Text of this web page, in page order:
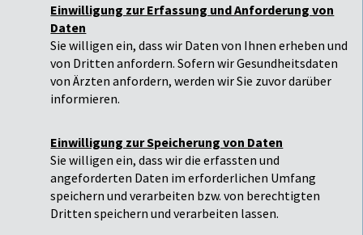
Einwilligung zur Erfassung und Anforderung von
Daten
Sie willigen ein, dass wir Daten von Ihnen erheben und
von Dritten anfordern. Sofern wir Gesundheitsdaten
von Ärzten anfordern, werden wir Sie zuvor darüber
informieren.
Einwilligung zur Speicherung von Daten
Sie willigen ein, dass wir die erfassten und
angeforderten Daten im erforderlichen Umfang
speichern und verarbeiten bzw. von berechtigten
Dritten speichern und verarbeiten lassen.